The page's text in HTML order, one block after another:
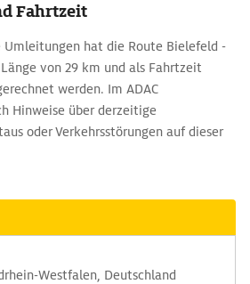
Fahrtzeit
Umleitungen hat die Route Bielefeld -
von 29 km und als Fahrtzeit
werden. Im ADAC
Hinweise über derzeitige
oder Verkehrsstörungen auf dieser
Westfalen, Deutschland